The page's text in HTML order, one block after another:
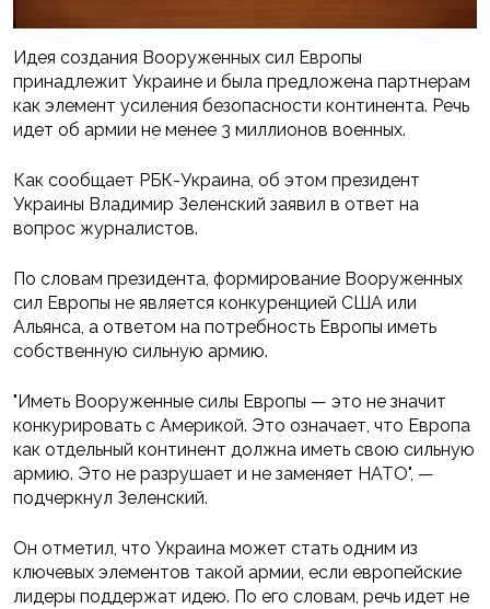
Идея создания Вооруженных сил Европы
принадлежит Украине и была предложена партнерам
как элемент усиления безопасности континента. Речь
идет об армии не менее 3 миллионов военных.
Как сообщает РБК-Украина, об этом президент
Украины Владимир Зеленский заявил в ответ на
вопрос журналистов.
По словам президента, формирование Вооруженных
сил Европы не является конкуренцией США или
Альянса, а ответом на потребность Европы иметь
собственную сильную армию.
"Иметь Вооруженные силы Европы — это не значит
конкурировать с Америкой. Это означает, что Европа
как отдельный континент должна иметь свою сильную
армию. Это не разрушает и не заменяет НАТО", —
подчеркнул Зеленский.
Он отметил, что Украина может стать одним из
ключевых элементов такой армии, если европейские
лидеры поддержат идею. По его словам, речь идет не